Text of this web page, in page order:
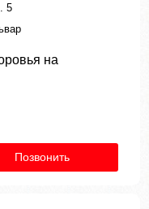
5
на
Позвонить